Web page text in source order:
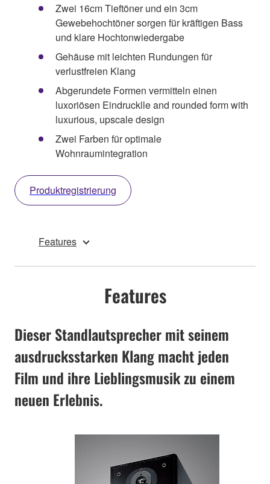
Zwei 16cm Tieftöner und ein 3cm
Gewebehochtöner sorgen für kräftigen Bass
und klare Hochtonwiedergabe
Gehäuse mit leichten Rundungen für
verlustfreien Klang
Abgerundete Formen vermitteln einen
luxoriösen Eindrucklle and rounded form with
luxurious, upscale design
Zwei Farben für optimale
Wohnraumintegration
Produktregistrierung
Features
Features
Dieser Standlautsprecher mit seinem
ausdrucksstarken Klang macht jeden
Film und ihre Lieblingsmusik zu einem
neuen Erlebnis.